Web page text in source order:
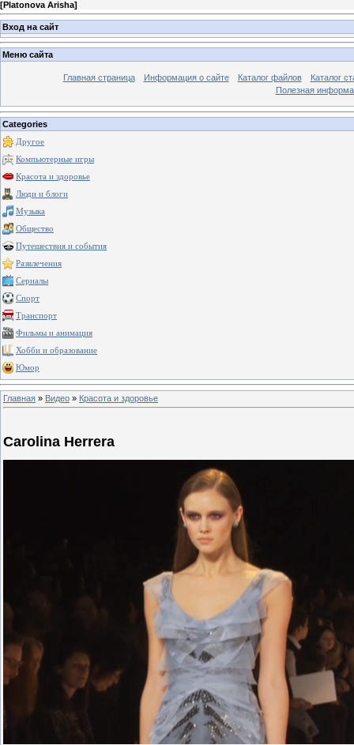
[Platonova Arisha]
Вход на сайт
Меню сайта
Главная страница Информация о сайте Каталог файлов
Каталог
Полезная
Categories
Другое
Компьютерные игры
Красота и здоровье
Люди и блоги
Музыка
Общество
Путешествия и события
Развлечения
Сериалы
Спорт
Транспорт
Фильмы и анимация
Хобби и образование
Юмор
Главная » Видео » Красота и здоровье
Carolina Herrera